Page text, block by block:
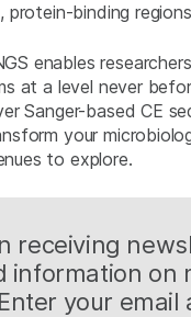
protein-binding
enables
at a level never
Sanger-based CE
your
to explore.
receiving
information on
your email